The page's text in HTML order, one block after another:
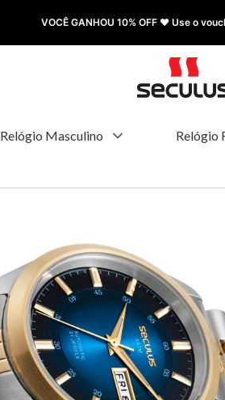
VOCÊ GANHOU 10% OFF ❤️ Use o
Relógio Masculino Relógio